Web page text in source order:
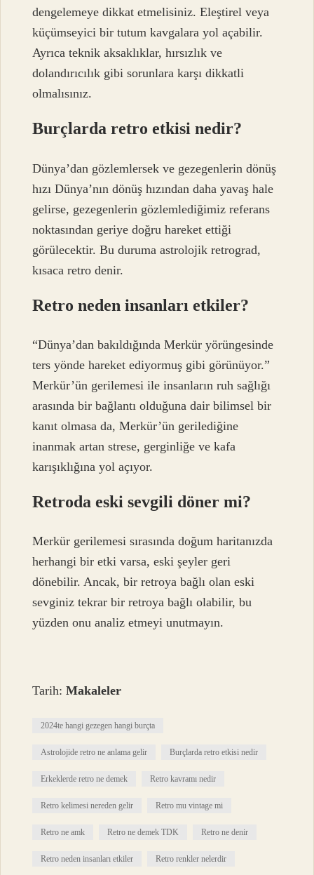
dengelemeye dikkat etmelisiniz. Eleştirel veya
küçümseyici bir tutum kavgalara yol açabilir.
Ayrıca teknik aksaklıklar, hırsızlık ve
dolandırıcılık gibi sorunlara karşı dikkatli
olmalısınız.
Burçlarda retro etkisi nedir?
Dünya’dan gözlemlersek ve gezegenlerin dönüş
hızı Dünya’nın dönüş hızından daha yavaş hale
gelirse, gezegenlerin gözlemlediğimiz referans
noktasından geriye doğru hareket ettiği
görülecektir. Bu duruma astrolojik retrograd,
kısaca retro denir.
Retro neden insanları etkiler?
“Dünya’dan bakıldığında Merkür yörüngesinde
ters yönde hareket ediyormuş gibi görünüyor.”
Merkür’ün gerilemesi ile insanların ruh sağlığı
arasında bir bağlantı olduğuna dair bilimsel bir
kanıt olmasa da, Merkür’ün gerilediğine
inanmak artan strese, gerginliğe ve kafa
karışıklığına yol açıyor.
Retroda eski sevgili döner mi?
Merkür gerilemesi sırasında doğum haritanızda
herhangi bir etki varsa, eski şeyler geri
dönebilir. Ancak, bir retroya bağlı olan eski
sevginiz tekrar bir retroya bağlı olabilir, bu
yüzden onu analiz etmeyi unutmayın.
Tarih:Makaleler
2024te hangi gezegen hangi burçta
Astrolojide retro ne anlama gelir Burçlarda retro etkisi nedir
Erkeklerde retro ne demek Retro kavramı nedir
Retro kelimesi nereden gelir Retro mu vintage mi
Retro ne amk Retro ne demek TDK Retro ne denir
Retro neden insanları etkiler Retro renkler nelerdir